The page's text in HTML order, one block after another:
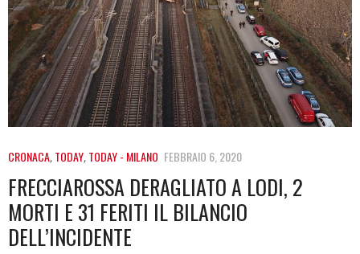
CRONACA,TODAY,TODAY - MILANO FEBBRAIO 6, 2020
FRECCIAROSSA DERAGLIATO A LODI, 2
MORTI E 31 FERITI IL BILANCIO
DELL’INCIDENTE